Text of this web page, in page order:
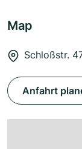
Map
Schloßstr.
Anfahrt